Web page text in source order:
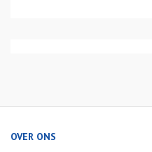
OVER ONS